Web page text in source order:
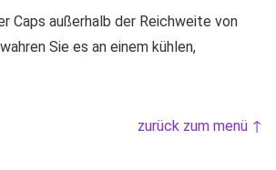
Caps außerhalb der Reichweite von
Sie es an einem kühlen,
zurück zum menü ↑